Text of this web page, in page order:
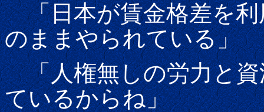
「日本が賃金格差を利
のままやられている」
「人権無しの労力と資
ているからね」